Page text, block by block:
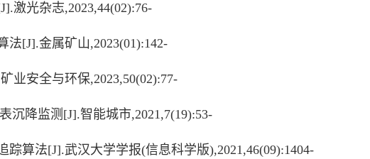
激光杂志,2023,44(02):76-
法[J].金属矿山,2023(01):142-
矿业安全与环保,2023,50(02):77-
沉降监测 [J].智能城市,2021,7(19):53-
踪算法[J].武汉大学学报(信息科学版),2021,46(09):1404-